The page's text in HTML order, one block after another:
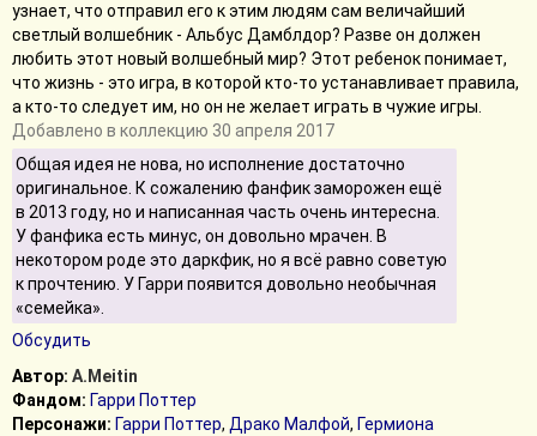
узнает, что отправил его к этим людям сам величайший
светлый волшебник - Альбус Дамблдор? Разве он должен
любить этот новый волшебный мир? Этот ребенок понимает,
что жизнь - это игра, в которой кто-то устанавливает правила,
а кто-то следует им, но он не желает играть в чужие игры.
Добавлено в коллекцию 30 апреля 2017
Общая идея не нова, но исполнение достаточно
оригинальное. К сожалению фанфик заморожен ещё
в 2013 году, но и написанная часть очень интересна.
У фанфика есть минус, он довольно мрачен. В
некотором роде это даркфик, но я всё равно советую
к прочтению. У Гарри появится довольно необычная
«семейка».
Обсудить
Автор: A.Meitin
Фандом: Гарри Поттер
Персонажи: Гарри Поттер, Драко Малфой, Гермиона